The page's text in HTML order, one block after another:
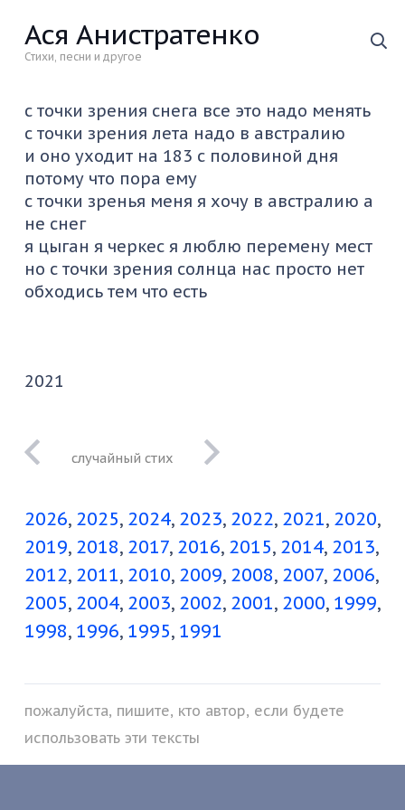
Ася Анистратенко
Стихи, песни и другое
с точки зрения снега все это надо менять
с точки зрения лета надо в австралию
и оно уходит на 183 с половиной дня
потому что пора ему
с точки зренья меня я хочу в австралию а
не снег
я цыган я черкес я люблю перемену мест
но с точки зрения солнца нас просто нет
обходись тем что есть
2021
расплатишься
2026 2025 2024 2023 2022 2021 2020
2019 2018 2017 2016 2015 2014 2013
2012 2011 2010 2009 2008 2007 2006
2005 2004 2003 2002 2001 2000 1999
1998 1996 1995 1991
пожалуйста, пишите, кто автор, если будете
использовать эти тексты